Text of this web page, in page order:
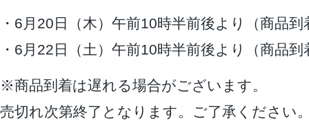
・6月20日（木）午前10時半前後より（商品到
・6月22日（土）午前10時半前後より（商品到
※商品到着は遅れる場合がございます。
売切れ次第終了となります。ご了承ください